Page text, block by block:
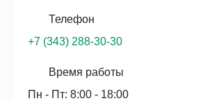
Телефон
+7 (343) 288-30-30
Время работы
Пн - Пт: 8:00 - 18:00